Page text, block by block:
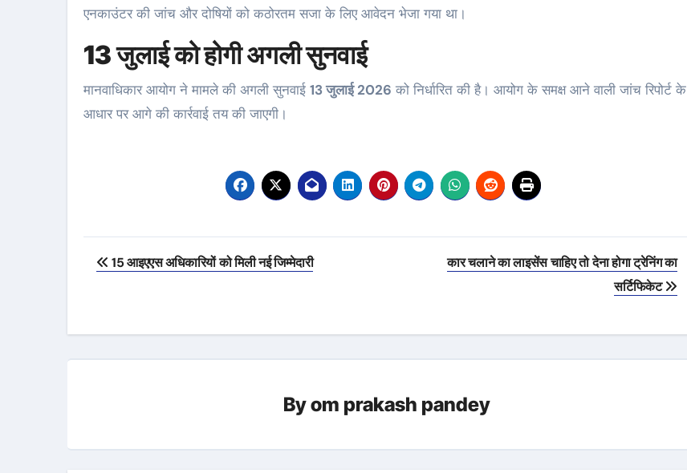
एनकाउंटर की जांच और दोषियों को कठोरतम सजा के लिए आवेदन भेजा गया था।
13 जुलाई को होगी अगली सुनवाई
मानवाधिकार आयोग ने मामले की अगली सुनवाई 13 जुलाई 2026 को निर्धारित की है। आयोग के समक्ष आने वाली जांच रिपोर्ट के
आधार पर आगे की कार्रवाई तय की जाएगी।
Post
15 आइएएस अधिकारियों को मिली नई जिम्मेदारी
कार चलाने का लाइसेंस चाहिए तो देना होगा ट्रेनिंग का
सर्टिफिकेट
Byom prakash pandey